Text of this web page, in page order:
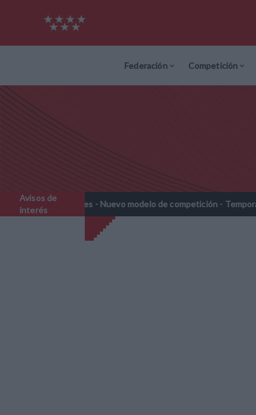
Federación Competición
Avisos de
interés
- Nuevo modelo de competición - Temporada 2026-2027